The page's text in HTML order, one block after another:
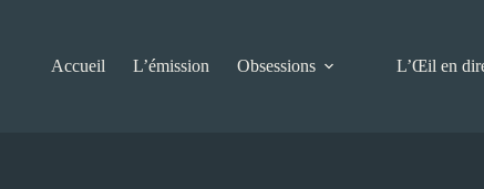
Accueil L’émission Obsessions L’Œil en